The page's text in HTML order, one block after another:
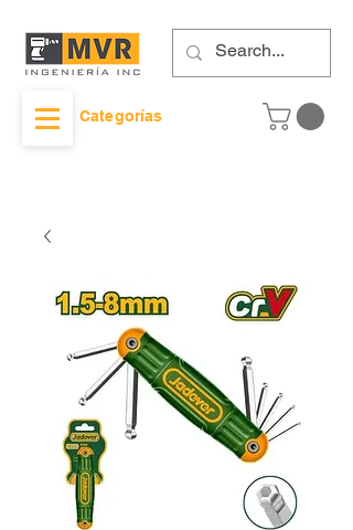
Categorías